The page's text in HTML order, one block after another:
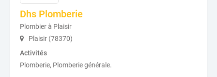
Dhs Plomberie
Plombier à Plaisir
Plaisir (78370)
Activités
Plomberie, Plomberie générale.